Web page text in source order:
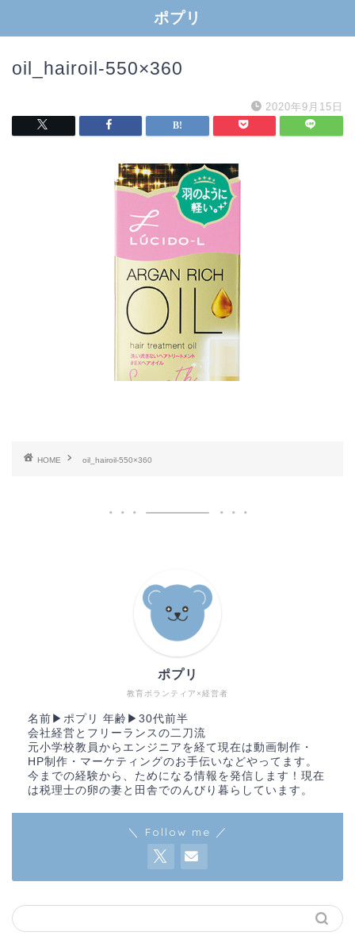
ポプリ
oil_hairoil-550×360
2020年9月15日
HOME oil_hairoil-550×360
教育ボランティア×経営者
ポプリ
名前▶︎ポプリ 年齢▶︎30代前半
会社経営とフリーランスの二刀流
元小学校教員からエンジニアを経て現在は動画制作・
HP制作・マーケティングのお手伝いなどやってます。
今までの経験から、ためになる情報を発信します！現在
は税理士の卵の妻と田舎でのんびり暮らしています。
＼ Follow me ／